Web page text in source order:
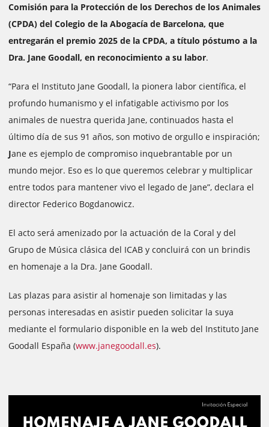
Comisión para la Protección de los Derechos de los Animales
(CPDA) del Colegio de la Abogacía de Barcelona, que
entregarán el premio 2025 de la CPDA, a título póstumo a la
Dra. Jane Goodall, en reconocimiento a su labor.
“Para el Instituto Jane Goodall, la pionera labor científica, el
profundo humanismo y el infatigable activismo por los
animales de nuestra querida Jane, continuados hasta el
último día de sus 91 años, son motivo de orgullo e inspiración;
Jane es ejemplo de compromiso inquebrantable por un
mundo mejor. Eso es lo que queremos celebrar y multiplicar
entre todos para mantener vivo el legado de Jane”, declara el
director Federico Bogdanowicz.
El acto será amenizado por la actuación de la Coral y del
Grupo de Música clásica del ICAB y concluirá con un brindis
en homenaje a la Dra. Jane Goodall.
Las plazas para asistir al homenaje son limitadas y las
personas interesadas en asistir pueden solicitar la suya
mediante el formulario disponible en la web del Instituto Jane
Goodall España (www.janegoodall.es).